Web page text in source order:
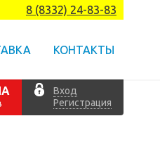
8 (8332) 24-83-83
КОНТАКТЫ
Вход
Регистрация